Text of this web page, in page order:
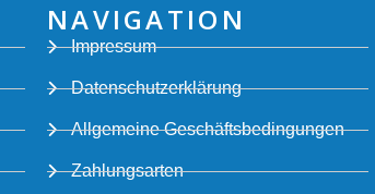
NAVIGATION
Impressum
Datenschutzerklärung
Allgemeine Geschäftsbedingungen
Zahlungsarten